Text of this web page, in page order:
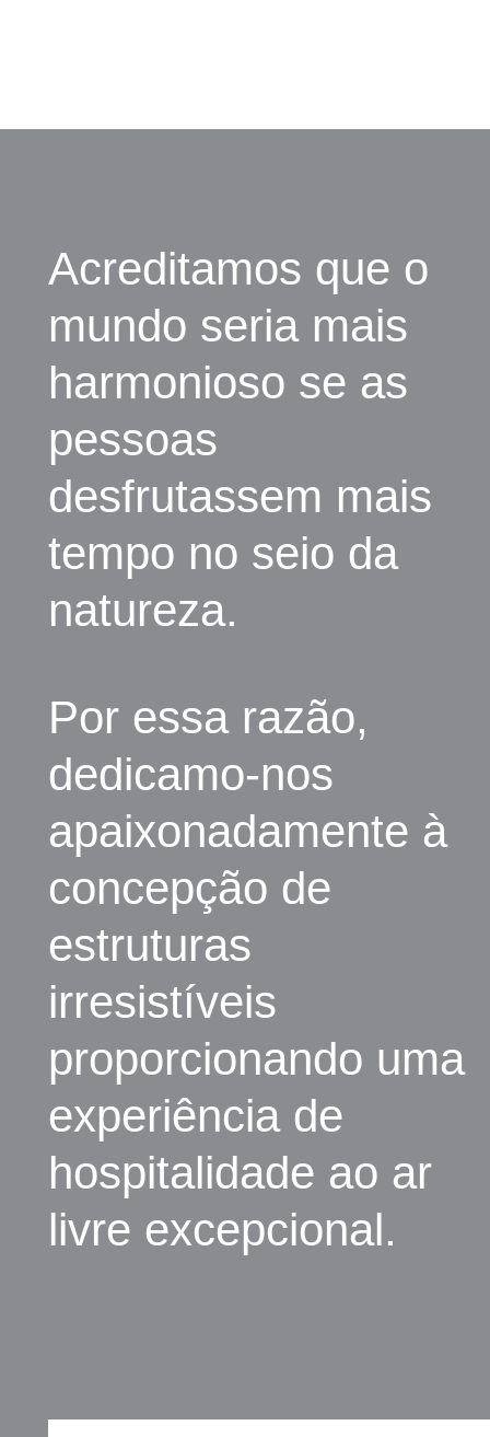
Acreditamos que o
mundo seria mais
harmonioso se as
pessoas
desfrutassem mais
tempo no seio da
natureza.
Por essa razão,
dedicamo-nos
apaixonadamente à
concepção de
estruturas
irresistíveis
proporcionando uma
experiência de
hospitalidade ao ar
livre excepcional.